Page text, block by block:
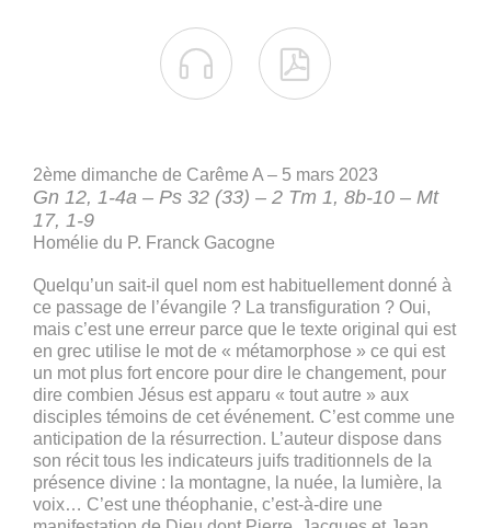
 
2ème dimanche de Carême A – 5 mars 2023
Gn 12, 1-4a – Ps 32 (33) – 2 Tm 1, 8b-10 – Mt
17, 1-9
Homélie du P. Franck Gacogne
Quelqu’un sait-il quel nom est habituellement donné à
ce passage de l’évangile ? La transfiguration ? Oui,
mais c’est une erreur parce que le texte original qui est
en grec utilise le mot de « métamorphose » ce qui est
un mot plus fort encore pour dire le changement, pour
dire combien Jésus est apparu « tout autre » aux
disciples témoins de cet événement. C’est comme une
anticipation de la résurrection. L’auteur dispose dans
son récit tous les indicateurs juifs traditionnels de la
présence divine : la montagne, la nuée, la lumière, la
voix… C’est une théophanie, c’est-à-dire une